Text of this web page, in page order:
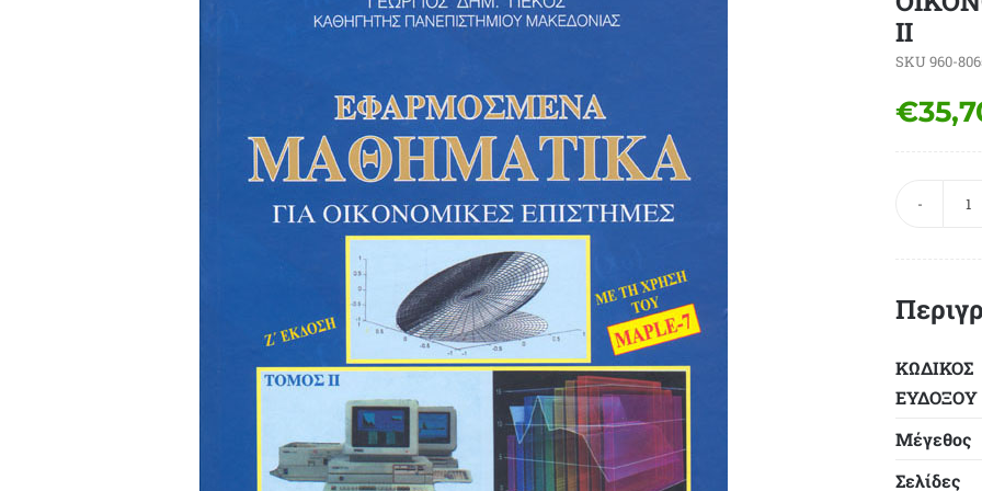
ΙΙ
SKU960-
€
ΙΙ
ΚΩΔΙΚΟΣ
ΕΥΔΟΞΟY
Μέγεθος
Σελίδες